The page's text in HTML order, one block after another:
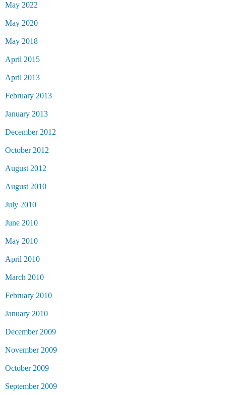
May 2022
May 2020
May 2018
April 2015
April 2013
February 2013
January 2013
December 2012
October 2012
August 2012
August 2010
July 2010
June 2010
May 2010
April 2010
March 2010
February 2010
January 2010
December 2009
November 2009
October 2009
September 2009